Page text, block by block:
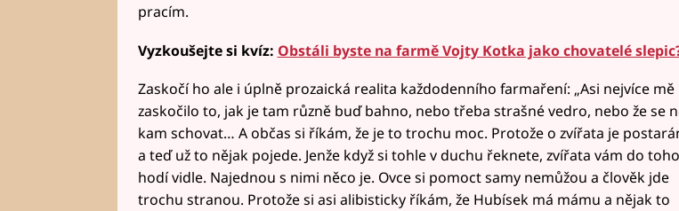
pracím.
Vyzkoušejte si kvíz: Obstáli byste na farmě Vojty Kotka jako chovatelé
Zaskočí ho ale i úplně prozaická realita každodenního farmaření: „Asi nejvíce mě
zaskočilo to, jak je tam různě buď bahno, nebo třeba strašné vedro, nebo že se
kam schovat… A občas si říkám, že je to trochu moc. Protože o zvířata je
a teď už to nějak pojede. Jenže když si tohle v duchu řeknete, zvířata vám do toho
hodí vidle. Najednou s nimi něco je. Ovce si pomoct samy nemůžou a člověk jde
trochu stranou. Protože si asi alibisticky říkám, že Hubísek má mámu a nějak to